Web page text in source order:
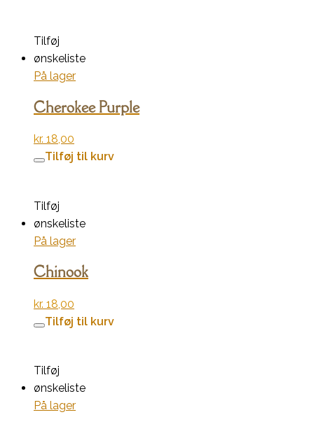
Tilføj
ønskeliste
På lager
Cherokee Purple
kr. 18,00
Tilføj til kurv
Tilføj
ønskeliste
På lager
Chinook
kr. 18,00
Tilføj til kurv
Tilføj
ønskeliste
På lager